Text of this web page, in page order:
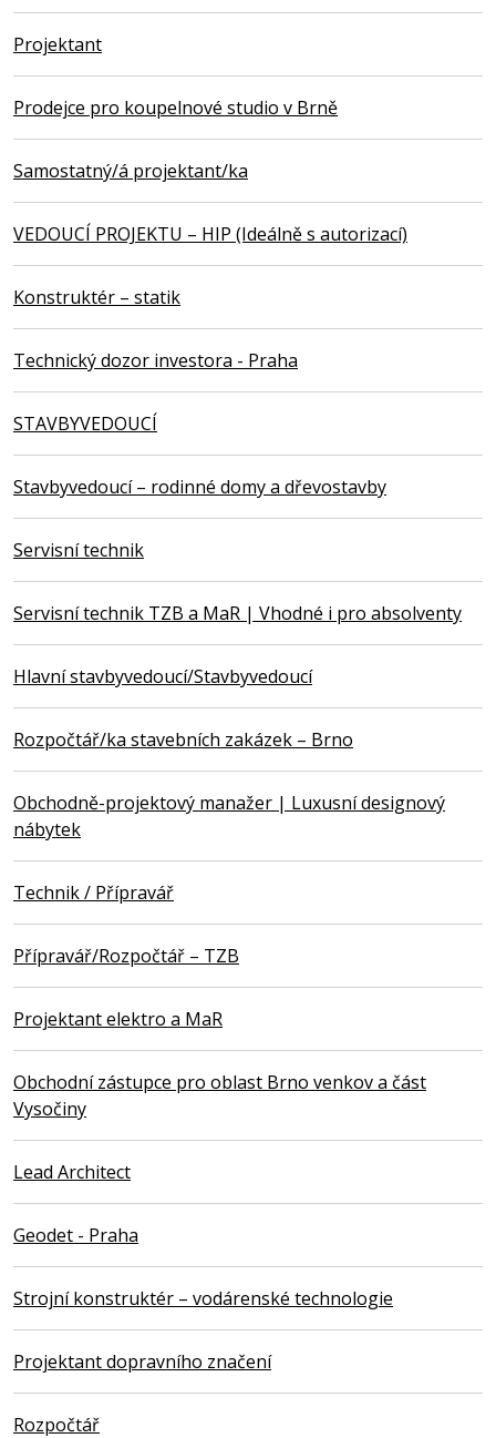
Projektant
Prodejce pro koupelnové studio v Brně
Samostatný/á projektant/ka
VEDOUCÍ PROJEKTU – HIP (Ideálně s autorizací)
Konstruktér – statik
Technický dozor investora - Praha
STAVBYVEDOUCÍ
Stavbyvedoucí – rodinné domy a dřevostavby
Servisní technik
Servisní technik TZB a MaR | Vhodné i pro absolventy
Hlavní stavbyvedoucí/Stavbyvedoucí
Rozpočtář/ka stavebních zakázek – Brno
Obchodně-projektový manažer | Luxusní designový
nábytek
Technik / Přípravář
Přípravář/Rozpočtář – TZB
Projektant elektro a MaR
Obchodní zástupce pro oblast Brno venkov a část
Vysočiny
Lead Architect
Geodet - Praha
Strojní konstruktér – vodárenské technologie
Projektant dopravního značení
Rozpočtář